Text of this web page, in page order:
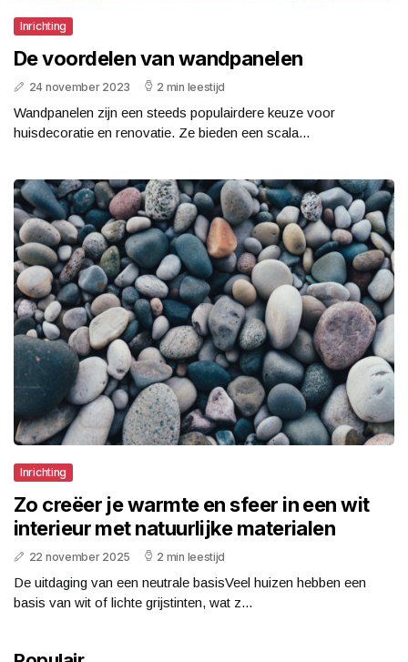
Inrichting
De voordelen van wandpanelen
24 november 2023 2 min leestijd
Wandpanelen zijn een steeds populairdere keuze voor
huisdecoratie en renovatie. Ze bieden een scala...
Inrichting
Zo creëer je warmte en sfeer in een wit
interieur met natuurlijke materialen
22 november 2025 2 min leestijd
De uitdaging van een neutrale basisVeel huizen hebben een
basis van wit of lichte grijstinten, wat z...